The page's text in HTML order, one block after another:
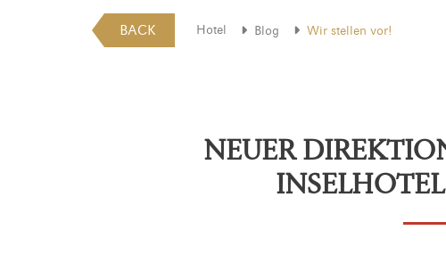
BACK Hotel Blog Wir stellen vor!
NEUER